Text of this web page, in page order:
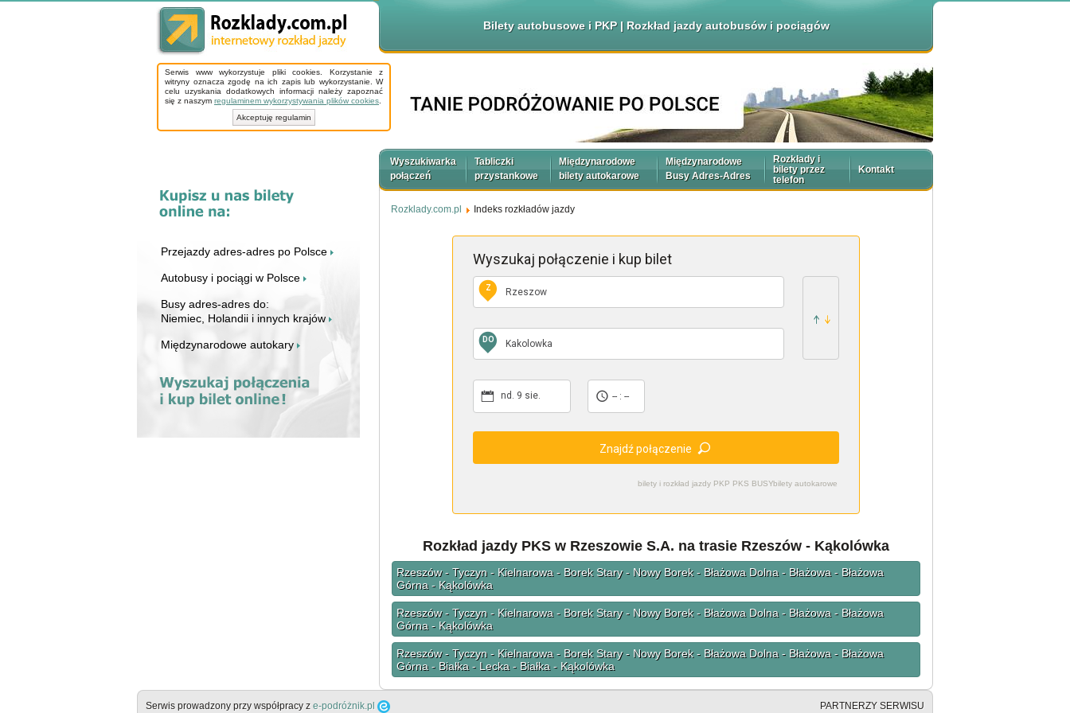
Bilety autobusowe i PKP | Rozkład jazdy autobusów i pociągów
Serwis www wykorzystuje pliki cookies. Korzystanie z
witryny oznacza zgodę na ich zapis lub wykorzystanie. W
celu uzyskania dodatkowych informacji należy zapoznać
się z naszym regulaminem wykorzystywania plików cookies
Akceptuję regulamin
Przejazdy adres-adres po Polsce
Autobusy i pociągi w Polsce
Busy adres-adres do:
Niemiec, Holandii i innych krajów
Międzynarodowe autokary
Wyszukiwarka
połączeń
Tabliczki
przystankowe
Międzynarodowe
bilety autokarowe
Międzynarodowe
Busy Adres-Adres
Rozkłady i
bilety przez
telefon
Kontakt
Rozklady.com.pl Indeks rozkładów jazdy
bilety i rozkład jazdy PKP PKS BUSYbilety autokarowe
Wyszukaj połączenie i kup bilet
Z
DO
nd. 9 sie. -- : --
Znajdź połączenie
Rozkład jazdy PKS w Rzeszowie S.A. na trasie Rzeszów - Kąkolówka
Rzeszów - Tyczyn - Kielnarowa - Borek Stary - Nowy Borek - Błażowa Dolna - Błażowa - Błażowa
Górna - Kąkolówka
Rzeszów - Tyczyn - Kielnarowa - Borek Stary - Nowy Borek - Błażowa Dolna - Błażowa - Błażowa
Górna - Kąkolówka
Rzeszów - Tyczyn - Kielnarowa - Borek Stary - Nowy Borek - Błażowa Dolna - Błażowa - Błażowa
Górna - Białka - Lecka - Białka - Kąkolówka
Serwis prowadzony przy współpracy z e-podróżnik.pl PARTNERZY SERWISU